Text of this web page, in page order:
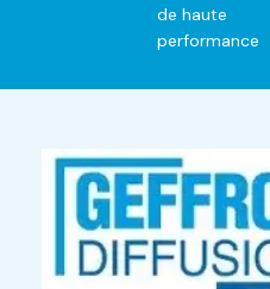
de haute
performance